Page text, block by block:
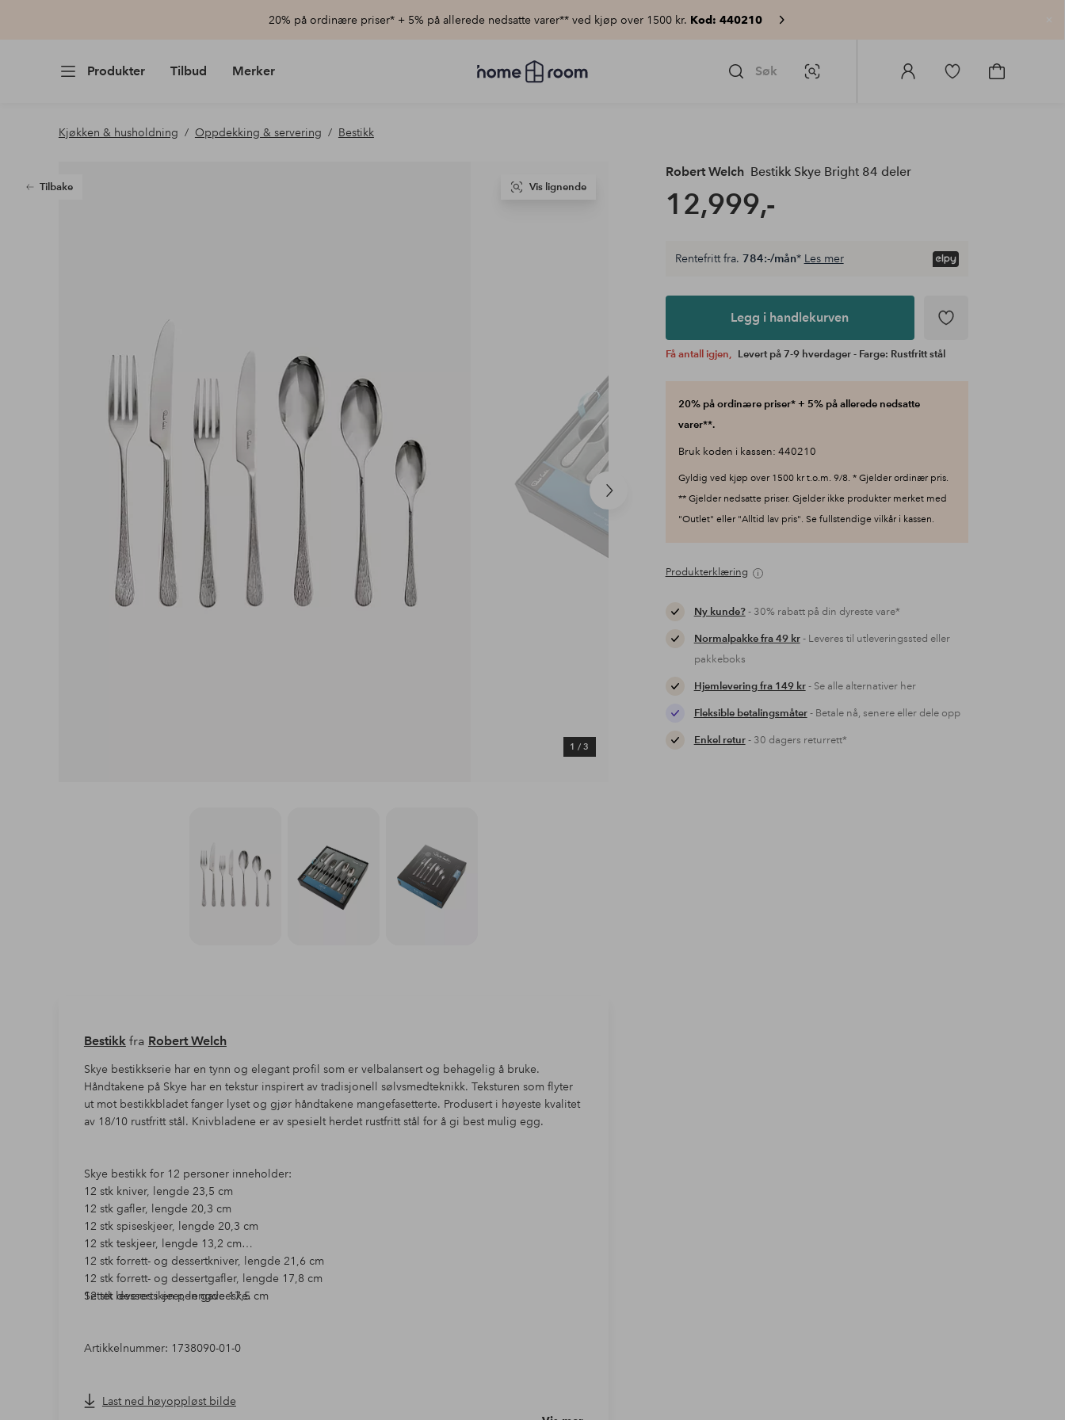
20% på ordinære priser* + 5% på allerede nedsatte varer** ved kjøp over 1500 kr. Kod: 440210
Produkter Tilbud Merker
Homeroom
–
Søk Bildesøk
Logg
Gå
Gå
Kjøkken & husholdning Oppdekking & servering Bestikk
Tilbake
Neste
produkt
1 / 3
Vis lignende
Robert Welch Bestikk Skye Bright 84 deler
12,999,-
Rentefritt fra. 784:-/mån* Les mer
Legg i handlekurven
Få antall igjen, Levert på 7-9 hverdager - Farge: Rustfritt stål
20% på ordinære priser* + 5% på allerede nedsatte
varer**.
Bruk koden i kassen: 440210
Gyldig ved kjøp over 1500 kr t.o.m. 9/8. * Gjelder ordinær pris.
** Gjelder nedsatte priser. Gjelder ikke produkter merket med
"Outlet" eller "Alltid lav pris". Se fullstendige vilkår i kassen.
Produkterklæring
Ny kunde?- 30% rabatt på din dyreste vare*
Normalpakke fra 49 kr- Leveres til utleveringssted eller
pakkeboks
Hjemlevering fra 149 kr- Se alle alternativer her
Fleksible betalingsmåter- Betale nå, senere eller dele opp
Enkel retur- 30 dagers returrett*
Bestikkfra Robert Welch
Skye bestikkserie har en tynn og elegant profil som er velbalansert og behagelig å bruke.
Håndtakene på Skye har en tekstur inspirert av tradisjonell sølvsmedteknikk. Teksturen som flyter
ut mot bestikkbladet fanger lyset og gjør håndtakene mangefasetterte. Produsert i høyeste kvalitet
av 18/10 rustfritt stål. Knivbladene er av spesielt herdet rustfritt stål for å gi best mulig egg.
Skye bestikk for 12 personer inneholder:
12 stk kniver, lengde 23,5 cm
12 stk gafler, lengde 20,3 cm
12 stk spiseskjeer, lengde 20,3 cm
12 stk teskjeer, lengde 13,2 cm
12 stk forrett- og dessertkniver, lengde 21,6 cm
12 stk forrett- og dessertgafler, lengde 17,8 cm
12 stk dessertskjeer, lengde 17,5 cm
Settet leveres i en pen gaveeske.
Artikkelnummer: 1738090-01-0
Last ned høyoppløst bilde